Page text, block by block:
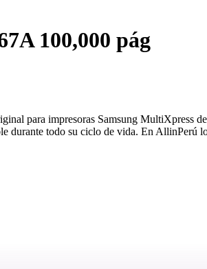
100,000 pág
para impresoras Samsung MultiXpress
durante todo su ciclo de vida. En